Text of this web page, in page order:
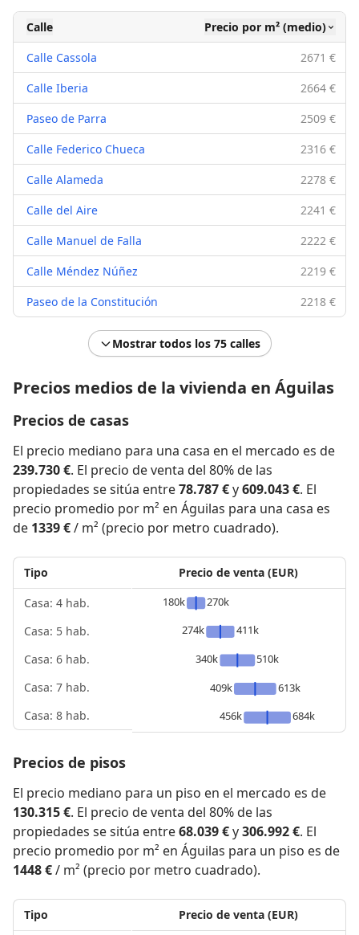
Calle
Precio por m² (medio)
Calle Cassola
2671 €
Calle Iberia
2664 €
Paseo de Parra
2509 €
Calle Federico Chueca
2316 €
Calle Alameda
2278 €
Calle del Aire
2241 €
Calle Manuel de Falla
2222 €
Calle Méndez Núñez
2219 €
Paseo de la Constitución
2218 €
Mostrar todos los 75 calles
Precios medios de la vivienda en Águilas
Precios de casas
El precio mediano para una casa en el mercado es de
239.730 €. El precio de venta del 80% de las
propiedades se sitúa entre78.787 €y609.043 €. El
precio promedio por m² en Águilas para una casa es
de 1339 €/ m² (precio por metro cuadrado).
Tipo
Casa: 4 hab.
Casa: 5 hab.
Casa: 6 hab.
Casa: 7 hab.
Casa: 8 hab.
Precio de venta (EUR)
180k
270k
274k
411k
340k
510k
409k
613k
456k
684k
Precios de pisos
El precio mediano para un piso en el mercado es de
130.315 €. El precio de venta del 80% de las
propiedades se sitúa entre68.039 €y306.992 €. El
precio promedio por m² en Águilas para un piso es de
1448 €/ m² (precio por metro cuadrado).
Tipo
Precio de venta (EUR)